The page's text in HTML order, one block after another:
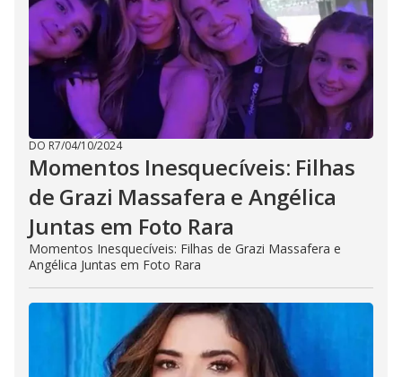
DO R7/04/10/2024
Momentos Inesquecíveis: Filhas
de Grazi Massafera e Angélica
Juntas em Foto Rara
Momentos Inesquecíveis: Filhas de Grazi Massafera e
Angélica Juntas em Foto Rara